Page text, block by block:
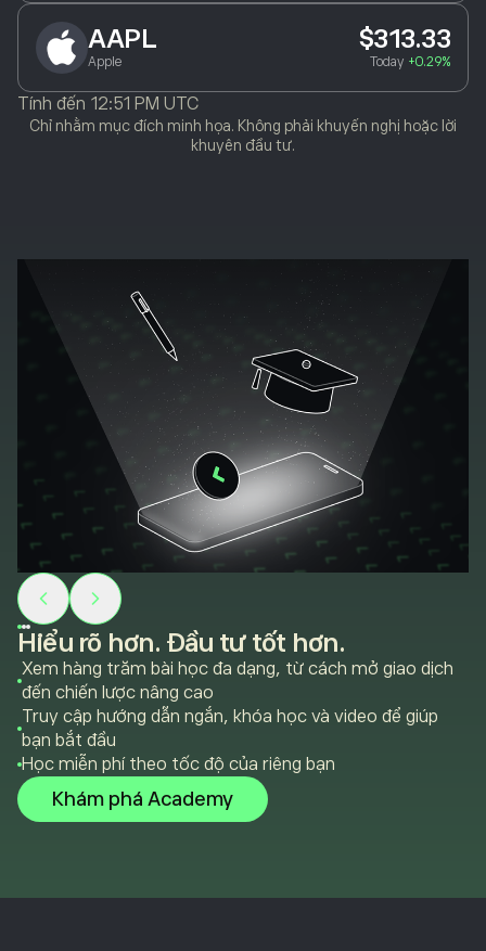
AAPL
Apple
$313.33
Today +0.29%
Tính đến 12:51 PM UTC
Chỉ nhằm mục đích minh họa. Không phải khuyến nghị hoặc lời
khuyên đầu tư.
Hiểu rõ hơn. Đầu tư tốt hơn.
Xem hàng trăm bài học đa dạng, từ cách mở giao dịch
đến chiến lược nâng cao
Truy cập hướng dẫn ngắn, khóa học và video để giúp
bạn bắt đầu
Học miễn phí theo tốc độ của riêng bạn
Khám phá Academy